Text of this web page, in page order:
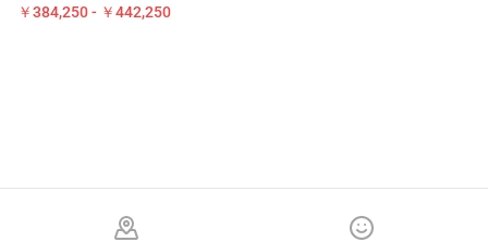
￥384,250 - ￥442,250